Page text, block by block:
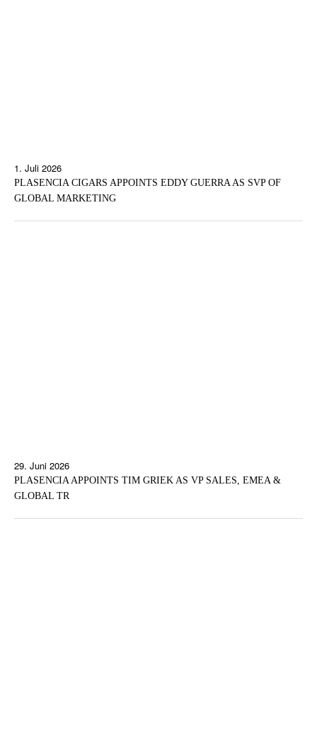
1. Juli 2026
PLASENCIA CIGARS APPOINTS EDDY GUERRA AS SVP OF
GLOBAL MARKETING
29. Juni 2026
PLASENCIA APPOINTS TIM GRIEK AS VP SALES, EMEA &
GLOBAL TR